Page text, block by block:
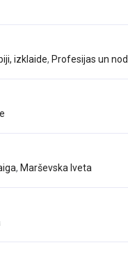
izklaide, Profesijas un
, Marševska Iveta